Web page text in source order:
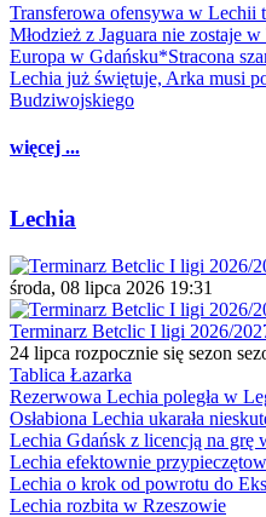
Transferowa ofensywa w Lechii
Młodzież z Jaguara nie zostaje
Europa w Gdańsku*Stracona
Lechia już świętuje, Arka musi
Budziwojskiego
więcej ...
Lechia
środa, 08 lipca 2026 19:31
Terminarz Betclic I ligi 2026/
24 lipca rozpocznie się sezon
Tablica Łazarka
Rezerwowa Lechia poległa w
Osłabiona Lechia ukarała
Lechia Gdańsk z licencją na grę
Lechia efektownie
Lechia o krok od powrotu do
Lechia rozbita w Rzeszowie